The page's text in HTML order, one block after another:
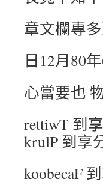
章文欄專
日12月80
心當要也
rettiwT 到
krulP 到享
koobecaF